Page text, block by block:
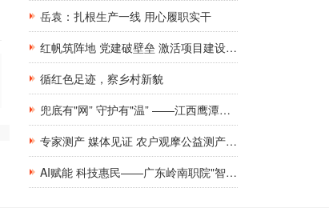
岳袁：扎根生产一线 用心履职实干
红帆筑阵地 党建破壁垒 激活项目建设红色引擎
循红色足迹，察乡村新貌
兜底有"网” 守护有"温” ——江西鹰潭月湖区"党建+社会救助”走出精准服务新路
专家测产 媒体见证 农户观摩公益测产活动鄂中生态湖南华容站——水稻亩增产148斤
AI赋能 科技惠民——广东岭南职院"智能小砺”突击队汤塘行动纪实